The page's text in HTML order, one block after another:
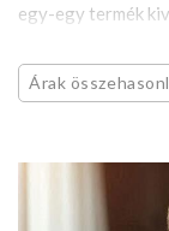
egy-egy termék
Árak